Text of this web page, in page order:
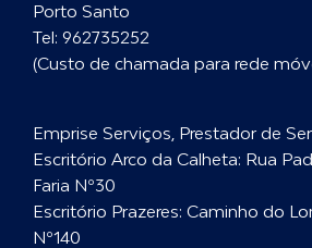
Porto Santo
Tel: 962735252
(Custo de chamada para rede
Emprise Serviços, Prestador de
Escritório Arco da Calheta: Rua
Faria Nº30
Escritório Prazeres: Caminho do
Nº140